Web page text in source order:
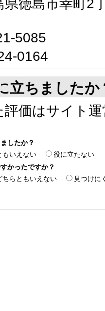
徳島市幸町2
5085
0164
立ちましたか
価はサイト
したか？
もいえない
役に立たない
かったですか？
ちらともいえない 見つけに